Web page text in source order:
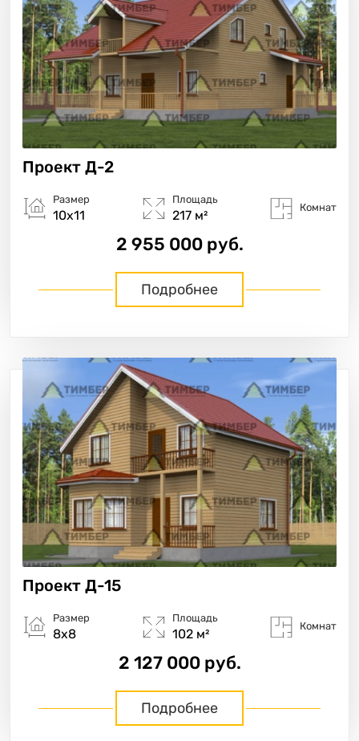
Проект Д-2
Размер
10х11
Площадь
217 м²
Комнат
2 955 000 руб.
Подробнее
Проект Д-15
Размер
8х8
Площадь
102 м²
Комнат
2 127 000 руб.
Подробнее